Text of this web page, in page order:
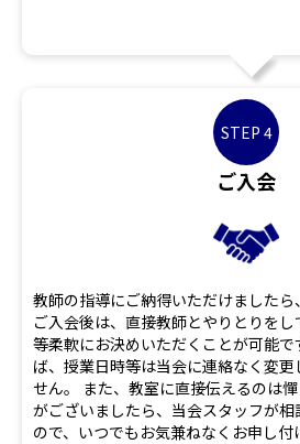
STEP 4
ご入会
教師の指導にご納得いただけましたら
ご入会後は、直接教師とやりとりを
等柔軟にお決めいただくことが可能
ば、授業日時等は当会に連絡なく変
せん。 また、教室に直接伝えるのは
がございましたら、当会スタッフが
ので、いつでもお気兼ねなくお申し付